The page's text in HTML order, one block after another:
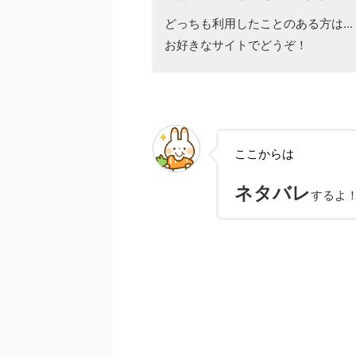
どっちも利用したことのある方は…
お好きなサイトでどうぞ！
ここからは
ネタバレするよ